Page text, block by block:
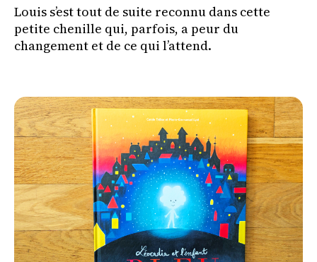
Louis s’est tout de suite reconnu dans cette
petite chenille qui, parfois, a peur du
changement et de ce qui l’attend.